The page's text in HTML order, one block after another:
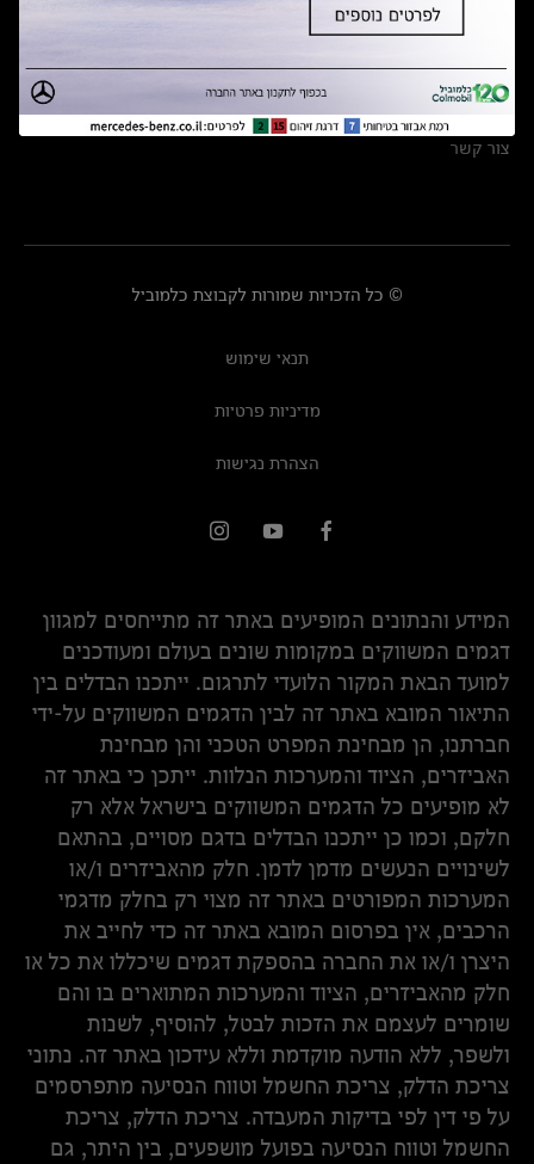
מצאו אותנו
אולמות תצוגה
מרכזי שירות
צור קשר
© כל הזכויות שמורות לקבוצת כלמוביל
תנאי שימוש
מדיניות פרטיות
הצהרת נגישות
המידע והנתונים המופיעים באתר זה מתייחסים למגוון
דגמים המשווקים במקומות שונים בעולם ומעודכנים
למועד הבאת המקור הלועדי לתרגום. ייתכנו הבדלים בין
התיאור המובא באתר זה לבין הדגמים המשווקים על-ידי
חברתנו, הן מבחינת המפרט הטכני והן מבחינת
האביזרים, הציוד והמערכות הנלוות. ייתכן כי באתר זה
לא מופיעים כל הדגמים המשווקים בישראל אלא רק
חלקם, וכמו כן ייתכנו הבדלים בדגם מסויים, בהתאם
לשינויים הנעשים מדמן לדמן. חלק מהאביזרים ו/או
המערכות המפורטים באתר זה מצוי רק בחלק מדגמי
הרכבים, אין בפרסום המובא באתר זה כדי לחייב את
היצרן ו/או את החברה בהספקת דגמים שיכללו את כל או
חלק מהאביזרים, הציוד והמערכות המתוארים בו והם
שומרים לעצמם את הזכות לבטל, להוסיף, לשנות
ולשפר, ללא הודעה מוקדמת וללא עידכון באתר זה. נתוני
צריכת הדלק, צריכת החשמל וטווח הנסיעה מתפרסמים
על פי דין לפי בדיקות המעבדה. צריכת הדלק, צריכת
החשמל וטווח הנסיעה בפועל מושפעים, בין היתר, גם